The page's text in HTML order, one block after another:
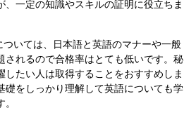
、一定の知識やスキルの証明に役立ちま
ついては、日本語と英語のマナーや一般
されるので合格率はとても低いです。秘
したい人は取得することをおすすめしま
礎をしっかり理解して英語についても学